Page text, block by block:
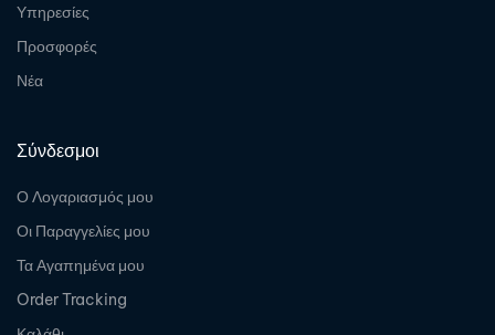
Υπηρεσίες
Προσφορές
Νέα
Σύνδεσμοι
Ο Λογαριασμός μου
Οι Παραγγελίες μου
Τα Αγαπημένα μου
Order Tracking